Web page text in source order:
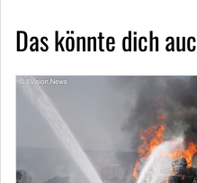
Das könnte dich